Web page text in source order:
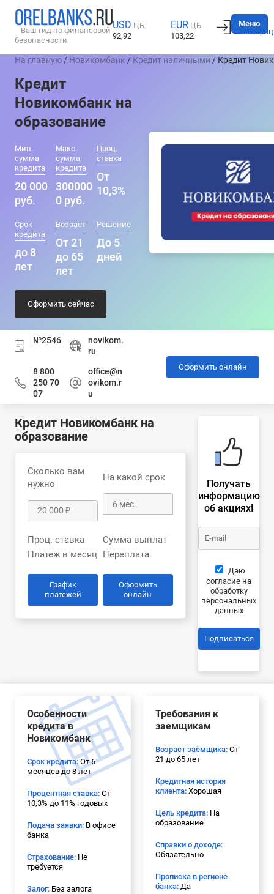
Ваш гид по финансовой
безопасности
USD ЦБ
92,92
EUR ЦБ
103,22
Вход
Меню
На главную / Новикомбанк / Кредит наличными / Кредит
Кредит
Новикомбанк на
образование
Мин.
сумма
кредита
20 000
руб.
Макс.
сумма
кредита
300000
0 руб.
Проц.
ставка
От
10,3%
Срок
кредита
до 8
лет
Возраст
От 21
до 65
лет
Решение
До 5
дней
Оформить сейчас
№2546
novikom.
ru
8 800
250 70
07
office@n
ovikom.r
u
Оформить онлайн
Кредит Новикомбанк на
образование
Сколько вам
нужно
На какой срок
Проц. ставка
Платеж в месяц
Сумма выплат
Переплата
График
платежей
Оформить
онлайн
Получать
информацию
об акциях!
Даю
согласие на
обработку
персональных
данных
Подписаться
Особенности
кредита в
Новикомбанк
Срок кредита:От 6
месяцев до 8 лет
Процентная ставка: От
10,3% до 11% годовых
Подача заявки: В офисе
банка
Страхование: Не
требуется
Залог: Без залога
Требования к
заемщикам
Возраст заёмщика: От
21 до 65 лет
Кредитная история
клиента: Хорошая
Цель кредита: На
образование
Справки о доходе:
Обязательно
Прописка в регионе
банка: Да